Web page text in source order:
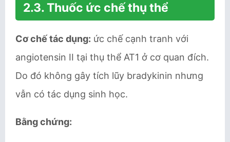
2.3. Thuốc ức chế thụ thể
Cơ chế tác dụng: ức chế cạnh tranh với
angiotensin II tại thụ thể AT1 ở cơ quan đích.
Do đó không gây tích lũy bradykinin nhưng
vẫn có tác dụng sinh học.
Bằng chứng: